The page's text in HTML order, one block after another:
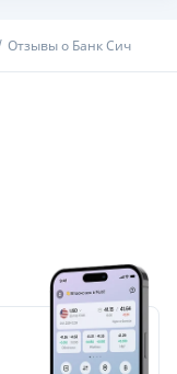
Отзывы о Банк Сич